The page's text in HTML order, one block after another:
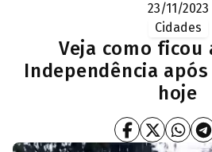
23/11/2023
Cidades
Veja como ficou
Independência
hoje